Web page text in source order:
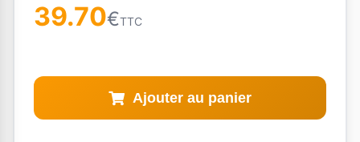
39.70€TTC
Ajouter au panier